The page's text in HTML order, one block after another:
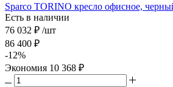
Sparco TORINO кресло офисное,
Есть в наличии
76 032 ₽ /шт
86 400 ₽
-12%
Экономия 10 368 ₽